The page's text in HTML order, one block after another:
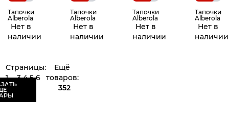
Тапочки
Alberola
Нет в
наличии
Тапочки
Alberola
Нет в
наличии
Тапочки
Alberola
Нет в
наличии
Тапочки
Alberola
Нет в
наличии
Страницы:
1 ... 3 4 5 6
7 ...
Ещё
товаров:
352